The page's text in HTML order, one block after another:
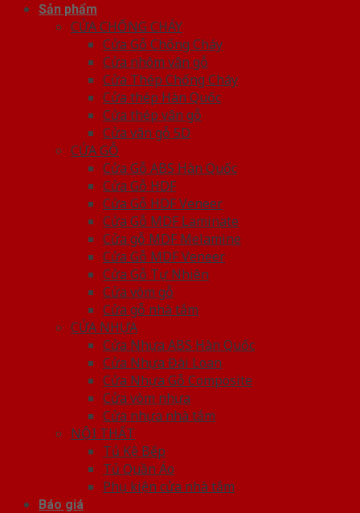
Sản phẩm
CỬA CHỐNG CHÁY
Cửa Gỗ Chống Cháy
Cửa nhôm vân gỗ
Cửa Thép Chống Cháy
Cửa thép Hàn Quốc
Cửa thép vân gỗ
Cửa vân gỗ 5D
CỬA GỖ
Cửa Gỗ ABS Hàn Quốc
Cửa Gỗ HDF
Cửa Gỗ HDF Veneer
Cửa Gỗ MDF Laminate
Cửa gỗ MDF Melamine
Cửa Gỗ MDF Veneer
Cửa Gỗ Tự Nhiên
Cửa vòm gỗ
Cửa gỗ nhà tắm
CỬA NHỰA
Cửa Nhựa ABS Hàn Quốc
Cửa Nhựa Đài Loan
Cửa Nhựa Gỗ Composite
Cửa vòm nhựa
Cửa nhựa nhà tắm
NỘI THẤT
Tủ Kệ Bếp
Tủ Quần Áo
Phụ kiện cửa nhà tắm
Báo giá